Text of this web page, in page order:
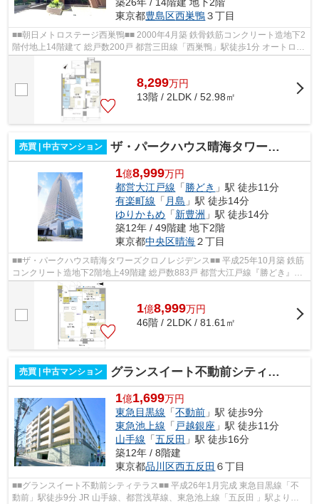
東京都豊島区西巣鴨３丁目
■■朝日メトロステージ西巣鴨■■ 2000年4月築 鉄骨鉄筋コンクリート造地下2
階付地上14階建て 総戸数200戸 都営三田線「西巣鴨」駅徒歩1分 オートロッ
ク 宅配ボックス トランクルーム ...
8,299万円
13階 / 2LDK / 52.98㎡
売買 | 中古マンション ザ・パークハウス晴海タワーズ クロノレジデンス
1億8,999万円
都営大江戸線 「勝どき 」駅 徒歩11分
有楽町線 「 月島 」駅 徒歩14分
ゆりかもめ 「新豊洲 」駅 徒歩14分
築12年 / 49階建 地下2階
東京都中央区晴海２丁目
■■ザ・パークハウス晴海タワーズクロノレジデンス■■ 平成25年10月築 鉄筋
コンクリート造地下2階地上49階建 総戸数883戸 都営大江戸線『勝どき』駅
徒歩11分 東京メトロ有楽町線・都営...
1億8,999万円
46階 / 2LDK / 81.61㎡
売買 | 中古マンション グランスイート不動前シティテラス
1億1,699万円
東急目黒線 「不動前 」駅 徒歩9分
東急池上線 「 戸越銀座 」駅 徒歩11分
山手線 「五反田 」駅 徒歩16分
築12年 / 8階建
東京都品川区西五反田 ６丁目
■■グランスイート不動前シティテラス■■ 平成26年1月完成 東急目黒線「不
動前」駅徒歩9分 JR 山手線、都営浅草線、東急池上線「五反田 」駅よりバ